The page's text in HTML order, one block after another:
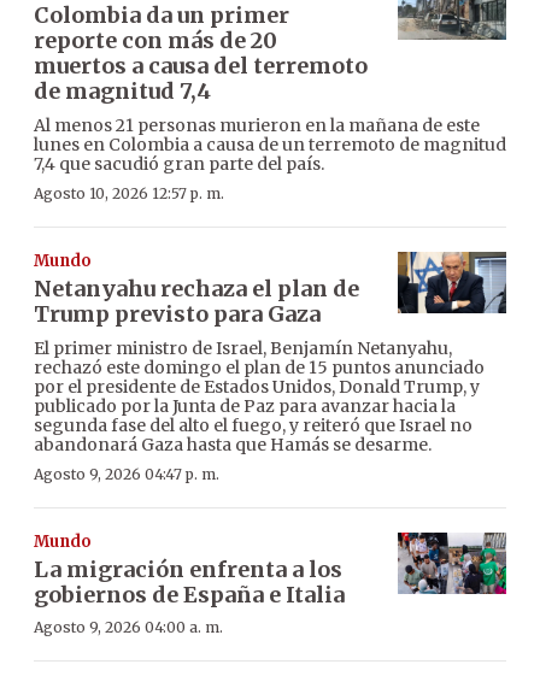
Colombia da un primer
reporte con más de 20
muertos a causa del terremoto
de magnitud 7,4
Al menos 21 personas murieron en la mañana de este
lunes en Colombia a causa de un terremoto de magnitud
7,4 que sacudió gran parte del país.
Agosto 10, 2026 12:57 p. m.
Mundo
Netanyahu rechaza el plan de
Trump previsto para Gaza
El primer ministro de Israel, Benjamín Netanyahu,
rechazó este domingo el plan de 15 puntos anunciado
por el presidente de Estados Unidos, Donald Trump, y
publicado por la Junta de Paz para avanzar hacia la
segunda fase del alto el fuego, y reiteró que Israel no
abandonará Gaza hasta que Hamás se desarme.
Agosto 9, 2026 04:47 p. m.
Mundo
La migración enfrenta a los
gobiernos de España e Italia
Agosto 9, 2026 04:00 a. m.